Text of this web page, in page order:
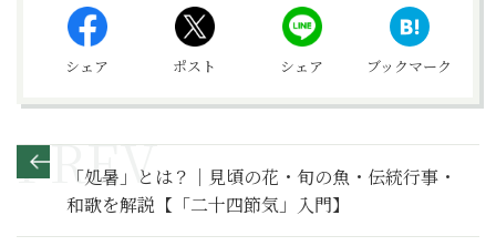
シェア ポスト シェア ブックマーク
「処暑」とは？｜見頃の花・旬の魚・伝統行事・
和歌を解説【「二十四節気」入門】